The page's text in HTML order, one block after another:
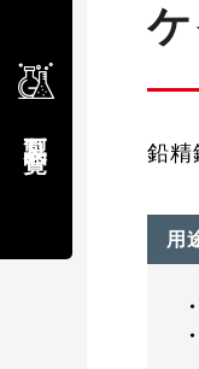
鉛精
用